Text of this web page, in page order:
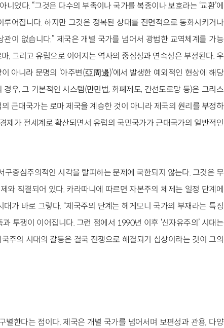
었다. “그것은 다수의 부족이나 국가를 복종이나 보호라는 ‘교환’에
어집니다. 하지만 그것은 정복된 상대를 전면적으로 동화시키거나
이 없습니다.” 제국은 개별 국가를 넘어서 광범한 교역체계를 가능
, 그리고 유럽으로 이어지는 역사의 중심성과 연속성은 부정된다. 우
아니라 문명의 ‘아주변(亞周邊)’에서 발생한 예외적인 현상에 해당
우, 그 기본적인 시스템(만민법, 화폐제도, 간선도로망 등)은 그리스
근대국가는 로마 제국을 계승한 것이 아니라 제국의 원리를 부정하
제가 전세계로 확산되면서 유럽의 국민국가가 근대국가의 일반적인
구중심주의적인 시각을 탈피하는 문제에 국한되지 않는다. 그것은 무
와 직결되어 있다. 카라따니에 따르면 자본주의 체제는 일정 단계에
가 바로 그렇다. “제국주의 단계는 헤게모니 국가의 부재라는 특징
투쟁이 이어집니다. 그런 점에서 1990년 이후 ‘신자유주의’ 시대는
주의 시대의 갈등은 결국 전쟁으로 해결되기 십상이라는 것이 그의
별한다는 점이다. 제국은 개별 국가를 넘어서며 보편성과 관용, 다양